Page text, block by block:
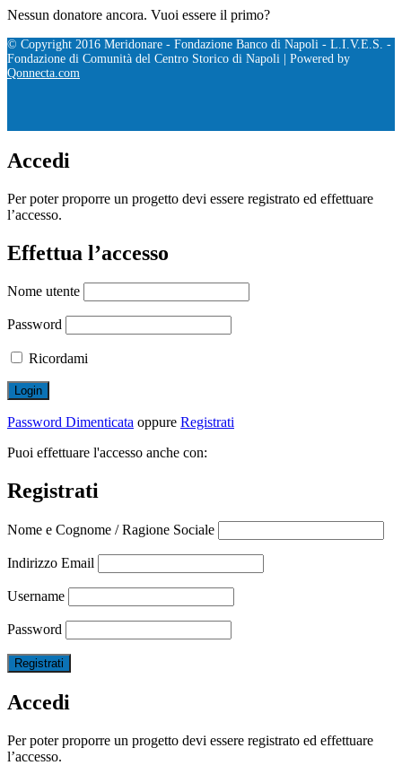
Nessun donatore ancora. Vuoi essere il primo?
© Copyright 2016 Meridonare - Fondazione Banco di Napoli - L.I.V.E.S. -
Fondazione di Comunità del Centro Storico di Napoli | Powered by
Qonnecta.com
Accedi
Per poter proporre un progetto devi essere registrato ed effettuare
l’accesso.
Effettua l’accesso
Nome utente
Password
Ricordami
Password Dimenticata oppure Registrati
Puoi effettuare l'accesso anche con:
Registrati
Nome e Cognome / Ragione Sociale
Indirizzo Email
Username
Password
Accedi
Per poter proporre un progetto devi essere registrato ed effettuare
l’accesso.